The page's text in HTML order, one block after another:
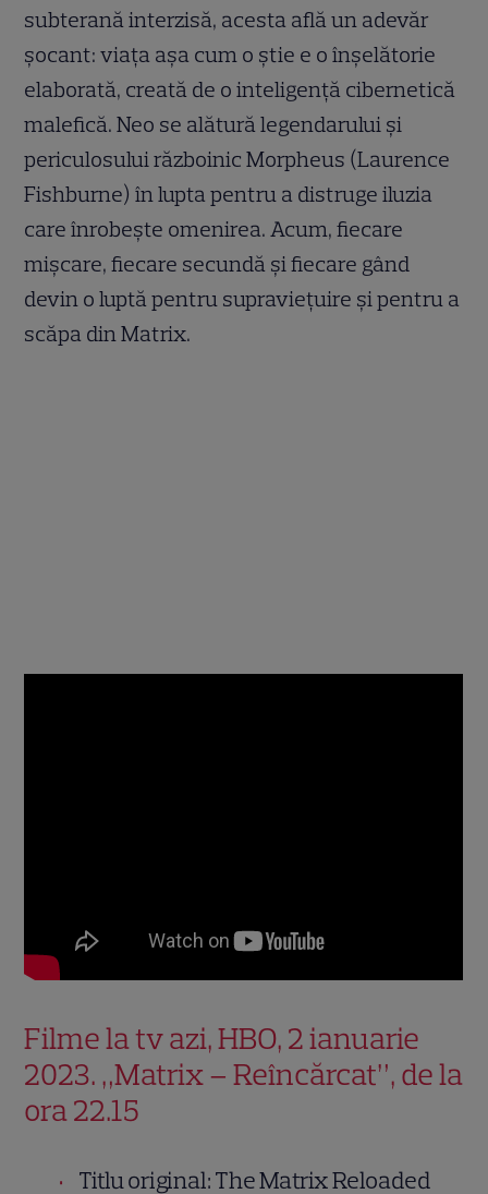
subterană interzisă, acesta află un adevăr
şocant: viaţa aşa cum o ştie e o înşelătorie
elaborată, creată de o inteligenţă cibernetică
malefică. Neo se alătură legendarului şi
periculosului războinic Morpheus (Laurence
Fishburne) în lupta pentru a distruge iluzia
care înrobeşte omenirea. Acum, fiecare
mişcare, fiecare secundă şi fiecare gând
devin o luptă pentru supravieţuire şi pentru a
scăpa din Matrix.
Filme la tv azi, HBO, 2 ianuarie
2023. „Matrix – Reîncărcat”, de la
ora 22.15
Titlu original: The Matrix Reloaded